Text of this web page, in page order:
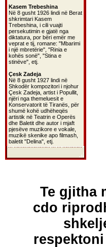
Kasem Trebeshina
Në 8 gusht 1926 lindi në Berat
shkrimtari Kasem
Trebeshina, i cili vuajti
persekutimin e gjatë nga
diktatura, por bëri emër me
veprat e tij, romane: "Mbarimi
i një mbretërie", "Rinia e
kohës sonë", "Stina e
stinëve", etj.
Çesk Zadeja
Në 8 gusht 1927 lindi në
Shkodër kompozitori i njohur
Çesk Zadeja, artist i Popullit,
njëri nga themeluesit e
Konservatorit të Tiranës, për
shumë kohë udhëheqës
artistik në Teatrin e Operës
dhe Baletit dhe autor i mjaft
pjesëve muzikore e vokale,
muzikë skenike apo filmash,
baletit "Delina", etj.
Te gjitha
cdo